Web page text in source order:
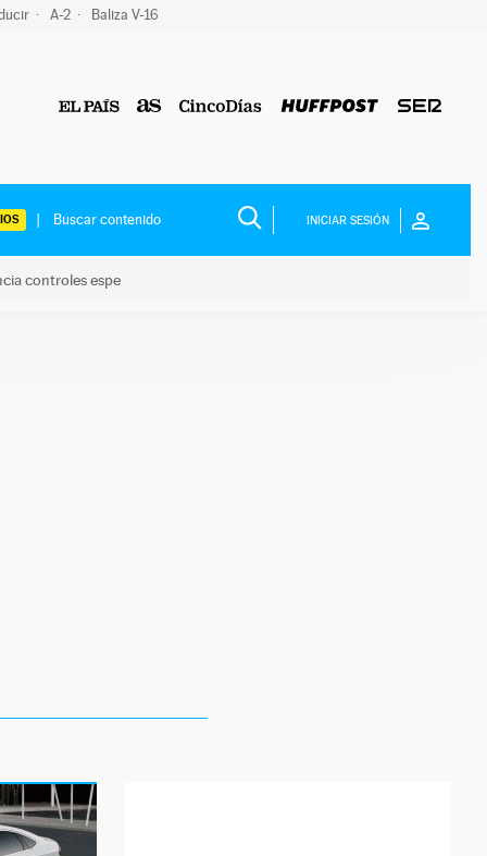
A-2 Baliza V-16
INICIAR SESIÓN
controles espe